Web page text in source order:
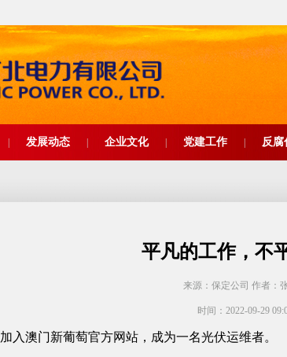
发展动态 企业文化 党建工作 反腐
平凡的工作，不
来源：保定公司 作者：
时间：2022-09-29
入澳门新葡萄官方网站，成为一名光伏运维者。